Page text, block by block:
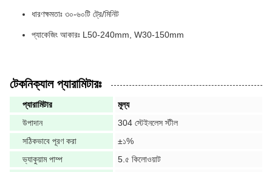
ধারণক্ষমতাঃ ৩০-৬০টি ট্রে/মিনিট
প্যাকেজিং আকারঃ L50-240mm, W30-150mm
টেকনিক্যাল প্যারামিটারঃ
প্যারামিটার
মূল্য
উপাদান
304 স্টেইনলেস স্টীল
সঠিকভাবে পূরণ করা
±১%
ভ্যাকুয়াম পাম্প
5.৫ কিলোওয়াট